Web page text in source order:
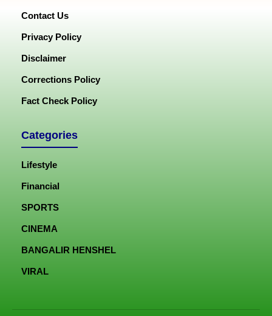
Contact Us
Privacy Policy
Disclaimer
Corrections Policy
Fact Check Policy
Categories
Lifestyle
Financial
SPORTS
CINEMA
BANGALIR HENSHEL
VIRAL